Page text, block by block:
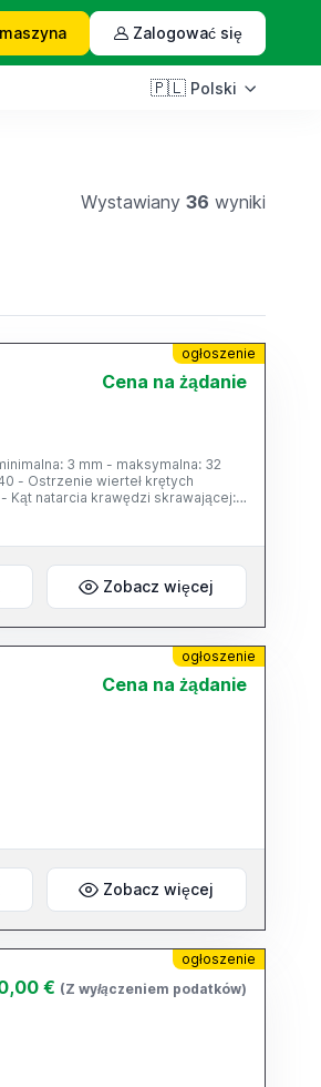
maszyna Zalogować się
🇵🇱 Polski
Wystawiany36 wyniki
ogłoszenie
Cena na żądanie
3 mm - maksymalna: 32
- Ostrzenie wierteł krętych
Kąt natarcia krawędzi skrawającej:
płaskich i skrętnych –
Zobacz więcej
ogłoszenie
Cena na żądanie
Zobacz więcej
ogłoszenie
€ (Z wyłączeniem podatków)